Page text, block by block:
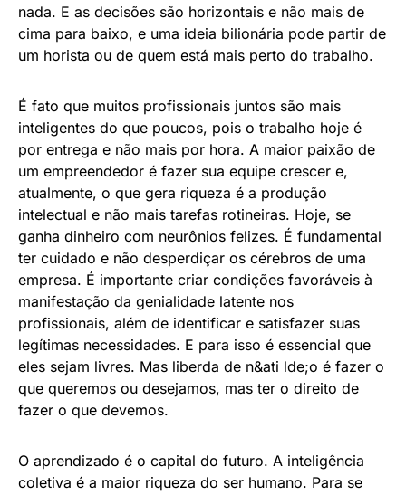
nada. E as decisões são horizontais e não mais de
cima para baixo, e uma ideia bilionária pode partir de
um horista ou de quem está mais perto do trabalho.
É fato que muitos profissionais juntos são mais
inteligentes do que poucos, pois o trabalho hoje é
por entrega e não mais por hora. A maior paixão de
um empreendedor é fazer sua equipe crescer e,
atualmente, o que gera riqueza é a produção
intelectual e não mais tarefas rotineiras. Hoje, se
ganha dinheiro com neurônios felizes. É fundamental
ter cuidado e não desperdiçar os cérebros de uma
empresa. É importante criar condições favoráveis à
manifestação da genialidade latente nos
profissionais, além de identificar e satisfazer suas
legítimas necessidades. E para isso é essencial que
eles sejam livres. Mas liberda de n&ati lde;o é fazer o
que queremos ou desejamos, mas ter o direito de
fazer o que devemos.
O aprendizado é o capital do futuro. A inteligência
coletiva é a maior riqueza do ser humano. Para se